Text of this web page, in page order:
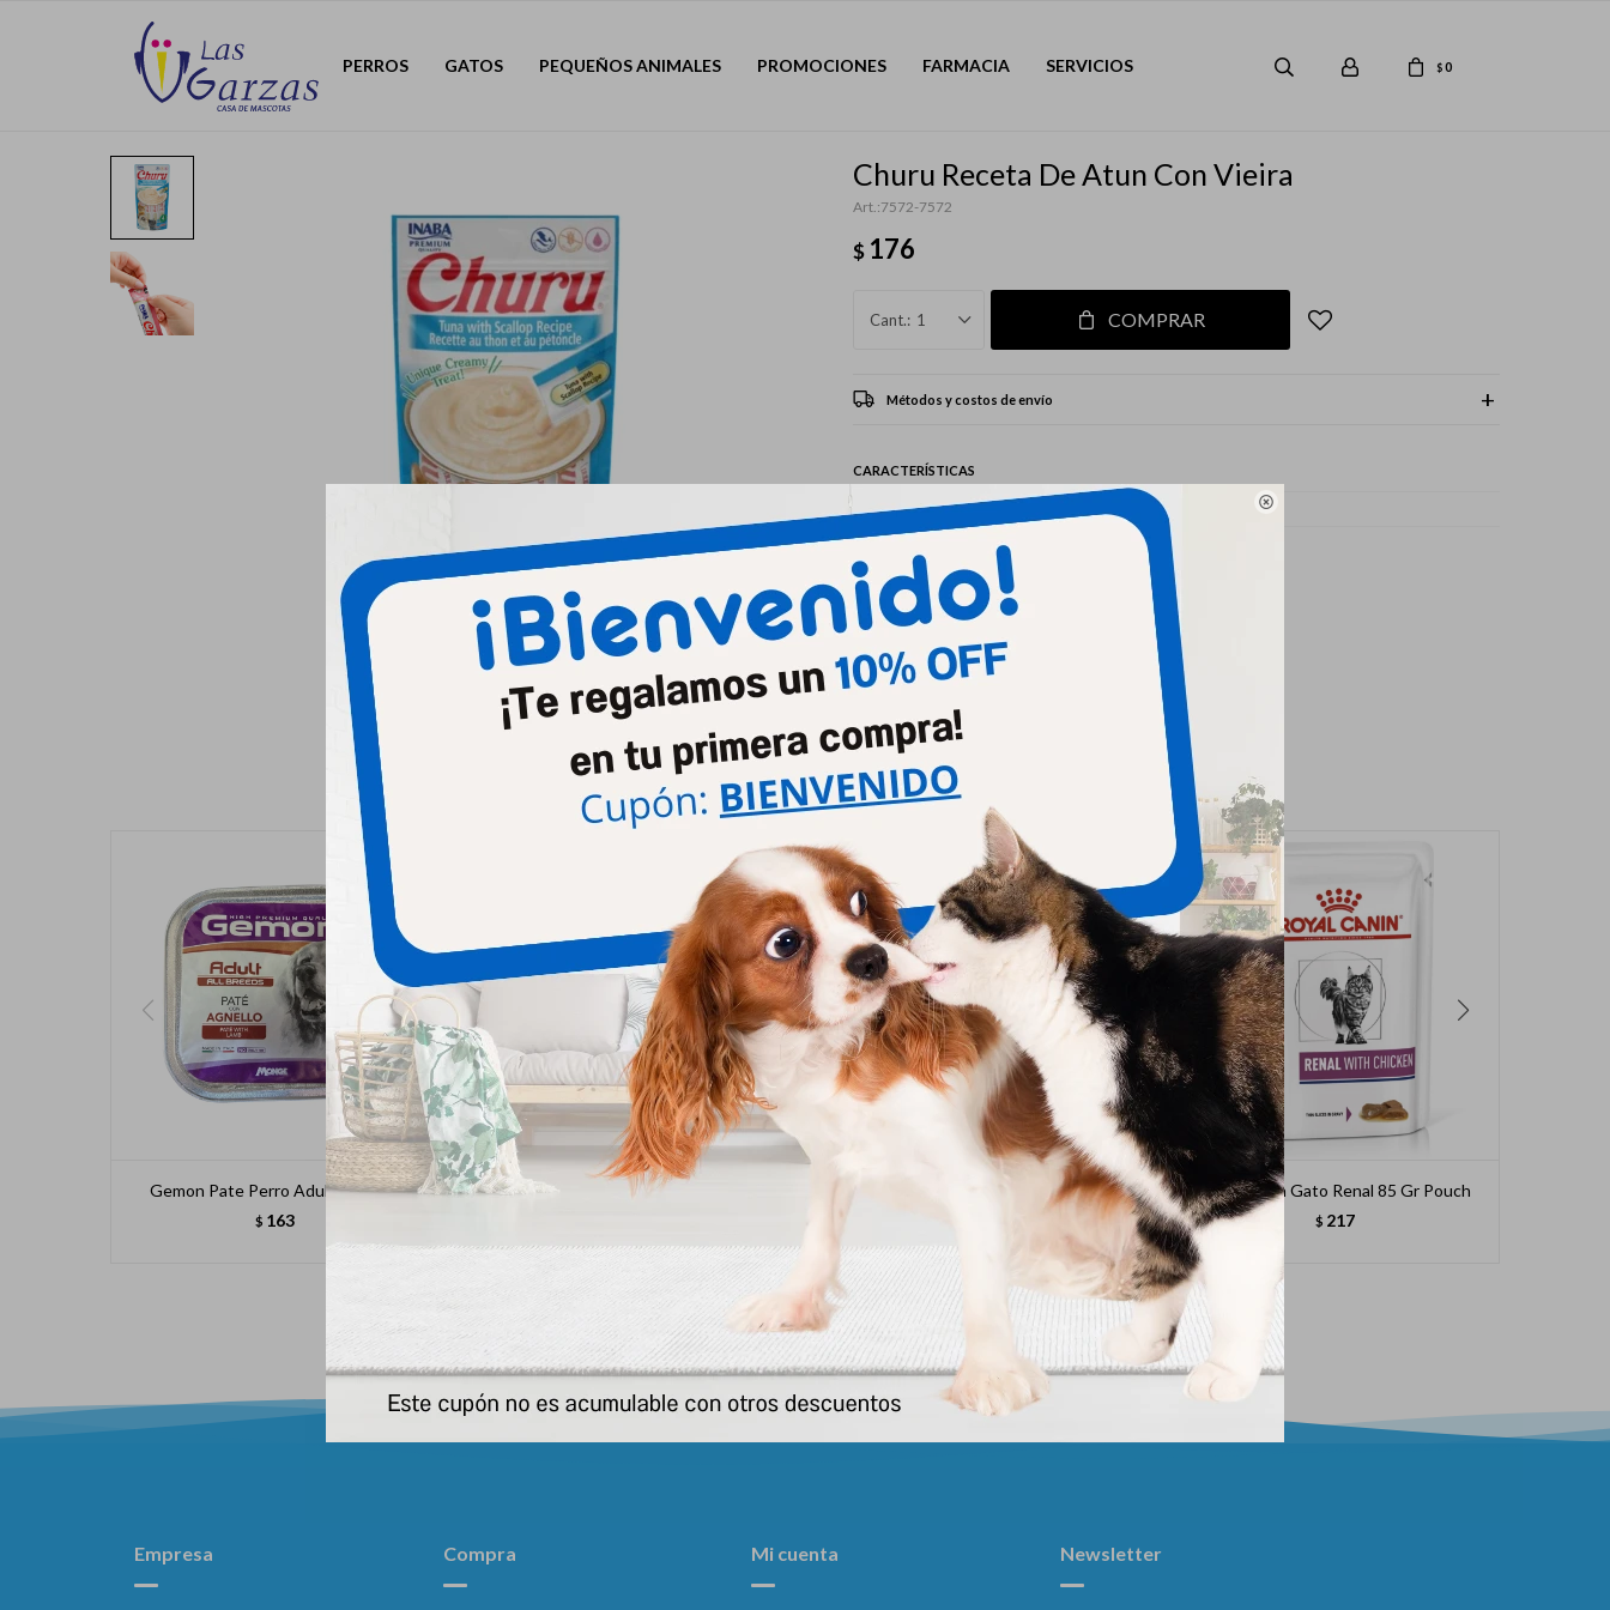

PERROS GATOS PEQUEÑOS ANIMALES PROMOCIONES FARMACIA SERVICIOS $0
Churu Receta De Atun Con Vieira
7572-7572
$ 176
1 COMPRAR
Métodos y costos de envío
CARACTERÍSTICAS
Mascota
Productos que te pueden interesar
Gemon Pate Perro Adulto 150 Gr
$ 163
Gemon Pate Perro Cachorro Puppy And
$ 163
Churu Receta De Pollo Con Vieira Royal Canin Gato Renal 85 Gr Pouch
$ 217
Empresa Compra Mi cuenta Newsletter